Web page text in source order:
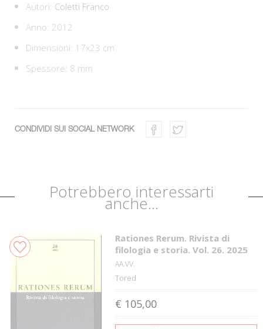
Autori: Coletti Franco
Anno: 2012
Dimensioni: 17x23 cm
Spessore: 8 mm
CONDIVIDI SUI SOCIAL NETWORK
Potrebbero interessarti
anche...
Rationes Rerum. Rivista di
filologia e storia. Vol. 26. 2025
AA.VV.
Tored
€ 105,00